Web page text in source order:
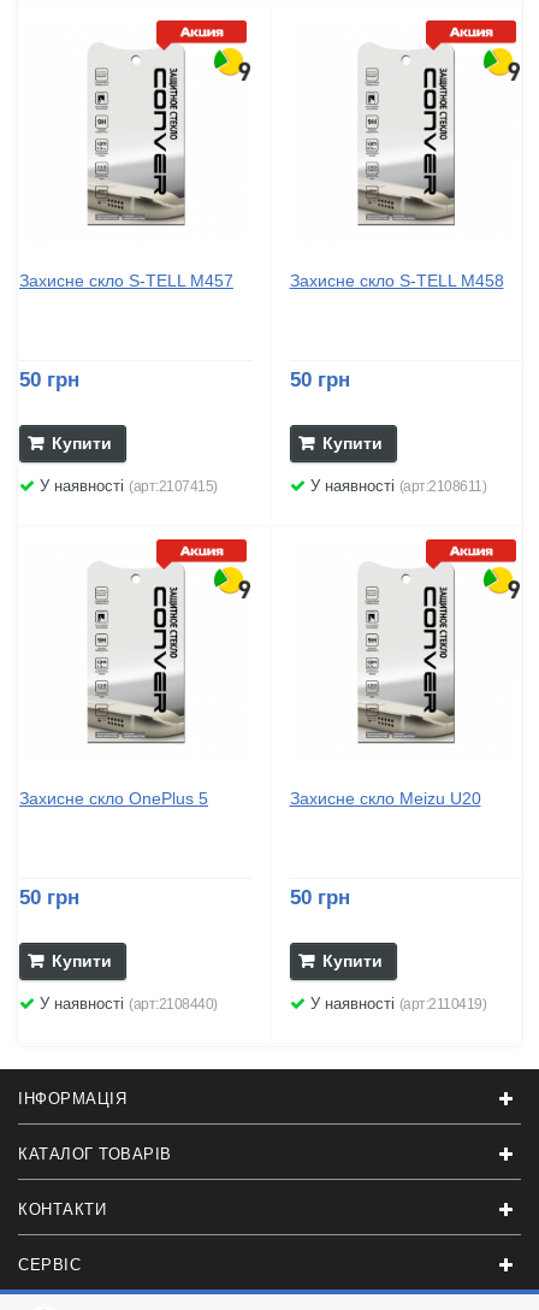
Захисне скло S-TELL M457
50 грн
Купити
У наявності (арт:2107415)
Захисне скло S-TELL M458
50 грн
Купити
У наявності (арт:2108611)
Захисне скло OnePlus 5
50 грн
Купити
У наявності (арт:2108440)
Захисне скло Meizu U20
50 грн
Купити
У наявності (арт:2110419)
ІНФОРМАЦІЯ
КАТАЛОГ ТОВАРІВ
КОНТАКТИ
СЕРВІС